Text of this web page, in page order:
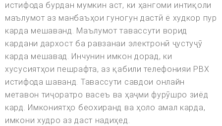
истифода бурдан мумкин аст, ки ҳангоми интиқоли
маълумот аз манбаъҳои гуногун дастӣ ё худкор пур
карда мешаванд. Маълумот тавассути ворид
кардани дархост ба равзанаи электронӣ ҷустуҷӯ
карда мешавад. Инчунин имкон дорад, ки
хусусиятҳои пешрафта, аз қабили телефонияи PBX
истифода шаванд. Тавассути савдои онлайн
метавон тиҷоратро васеъ ва ҳаҷми фурӯшро зиёд
кард. Имкониятҳо беохиранд ва ҳоло амал карда,
имкони худро аз даст надиҳед.